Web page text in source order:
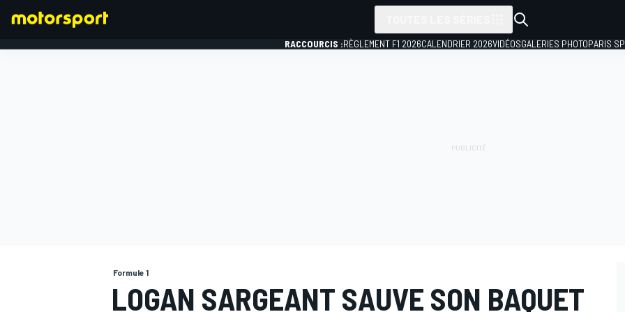
RACCOURCIS :RÈGLEMENT F1 2026CALENDRIER 2026VIDÉOSGALERIES PHOTOPARIS
Formule 1
LOGAN SARGEANT SAUVE SON BAQUET